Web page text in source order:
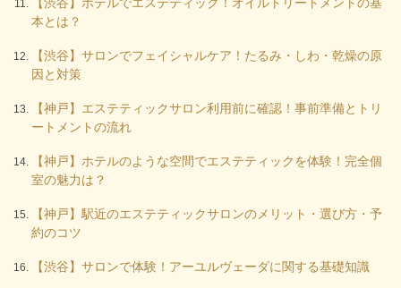
【渋谷】ホテルでエステティック！オイルトリートメントの基
本とは？
【渋谷】サロンでフェイシャルケア！たるみ・しわ・乾燥の原
因と対策
【神戸】エステティックサロン利用前に確認！事前準備とトリ
ートメントの流れ
【神戸】ホテルのような空間でエステティックを体験！完全個
室の魅力は？
【神戸】駅近のエステティックサロンのメリット・選び方・予
約のコツ
【渋谷】サロンで体験！アーユルヴェーダに関する基礎知識